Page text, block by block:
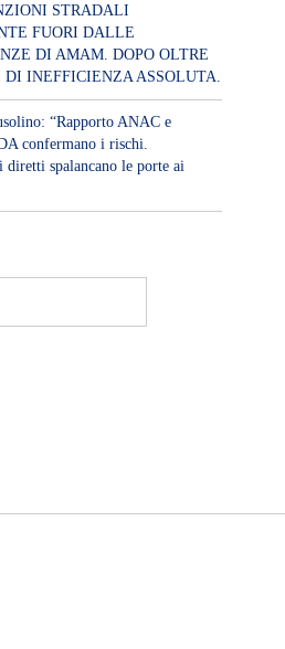
STRADALI
FUORI DALLE
DI AMAM. DOPO OLTRE
INEFFICIENZA ASSOLUTA.
“Rapporto ANAC e
confermano i rischi.
spalancano le porte ai